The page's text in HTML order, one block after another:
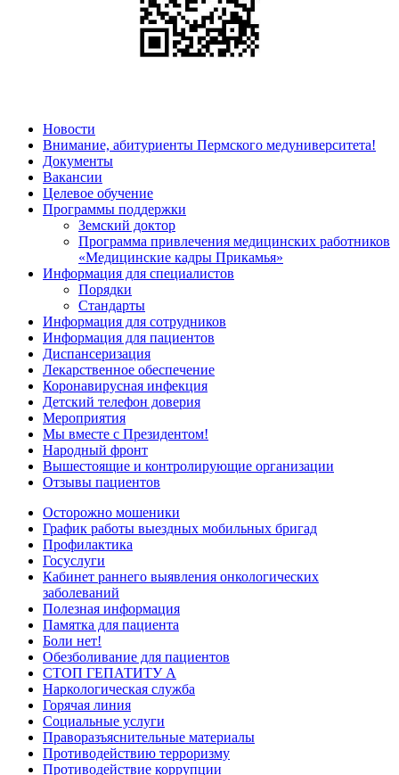
Новости
Внимание, абитуриенты Пермского медуниверситета!
Документы
Вакансии
Целевое обучение
Программы поддержки
Земский доктор
Программа привлечения медицинских работников
«Медицинские кадры Прикамья»
Информация для специалистов
Порядки
Стандарты
Информация для сотрудников
Информация для пациентов
Диспансеризация
Лекарственное обеспечение
Коронавирусная инфекция
Детский телефон доверия
Мероприятия
Мы вместе с Президентом!
Народный фронт
Вышестоящие и контролирующие организации
Отзывы пациентов
Осторожно мошеники
График работы выездных мобильных бригад
Профилактика
Госуслуги
Кабинет раннего выявления онкологических
заболеваний
Полезная информация
Памятка для пациента
Боли нет!
Обезболивание для пациентов
СТОП ГЕПАТИТУ А
Наркологическая служба
Горячая линия
Социальные услуги
Праворазъяснительные материалы
Противодействию терроризму
Противодействие коррупции